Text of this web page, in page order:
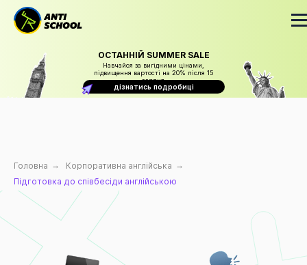
ОСТАННІЙ SUMMER SALE
дізнатись подробиці
Навчайся за вигідними цінами,
підвищення вартості на 20% після 15
серпня
Головна → Корпоративна англійська →
Підготовка до співбесіди англійською